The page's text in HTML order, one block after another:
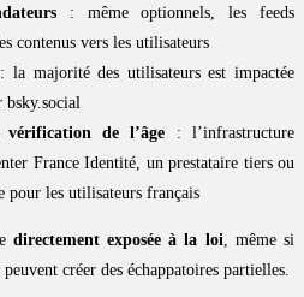
: même optionnels, les feeds
contenus vers les utilisateurs
majorité des utilisateurs est impactée
bsky.social
de l’âge : l’infrastructure
France Identité, un prestataire tiers ou
pour les utilisateurs français
directement exposée à la loi , même si
créer des échappatoires partielles.